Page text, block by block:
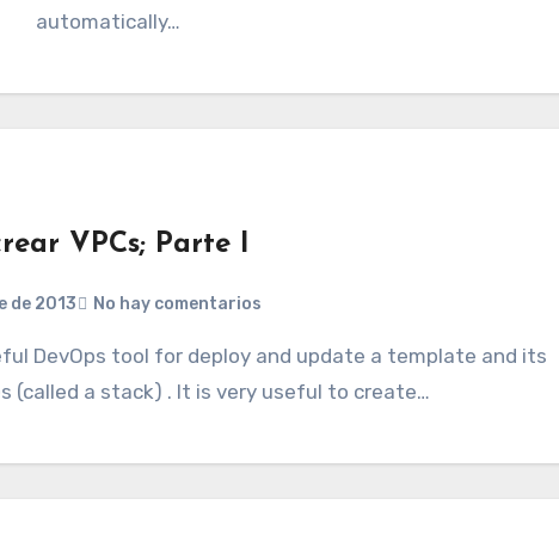
automatically…
VPCs; Parte I
de 2013 No hay comentarios
(called a stack) . It is very useful to create…